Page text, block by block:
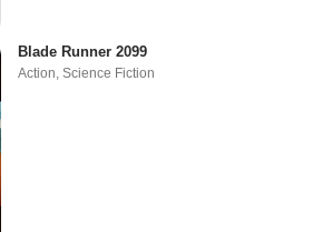
Blade Runner 2099
Action,Science Fiction